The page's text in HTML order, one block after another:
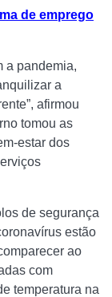
de emprego
a pandemia,
a
afirmou
tomou as
estar dos
de segurança
estão
ao
com
temperatura na